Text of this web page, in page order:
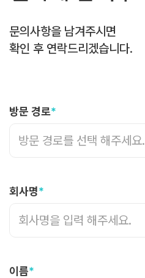
문의사항을 남겨주시면
확인 후 연락드리겠습니다.
방문 경로*
방문 경로를 선택 해주세요.
회사명*
이름*